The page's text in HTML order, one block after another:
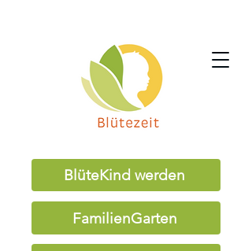
BlüteKind werden
FamilienGarten